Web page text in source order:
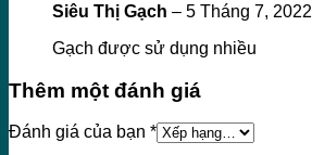
Siêu Thị Gạch – 5 Tháng 7, 2022
Gạch được sử dụng nhiều
Thêm một đánh giá
Đánh giá của bạn *